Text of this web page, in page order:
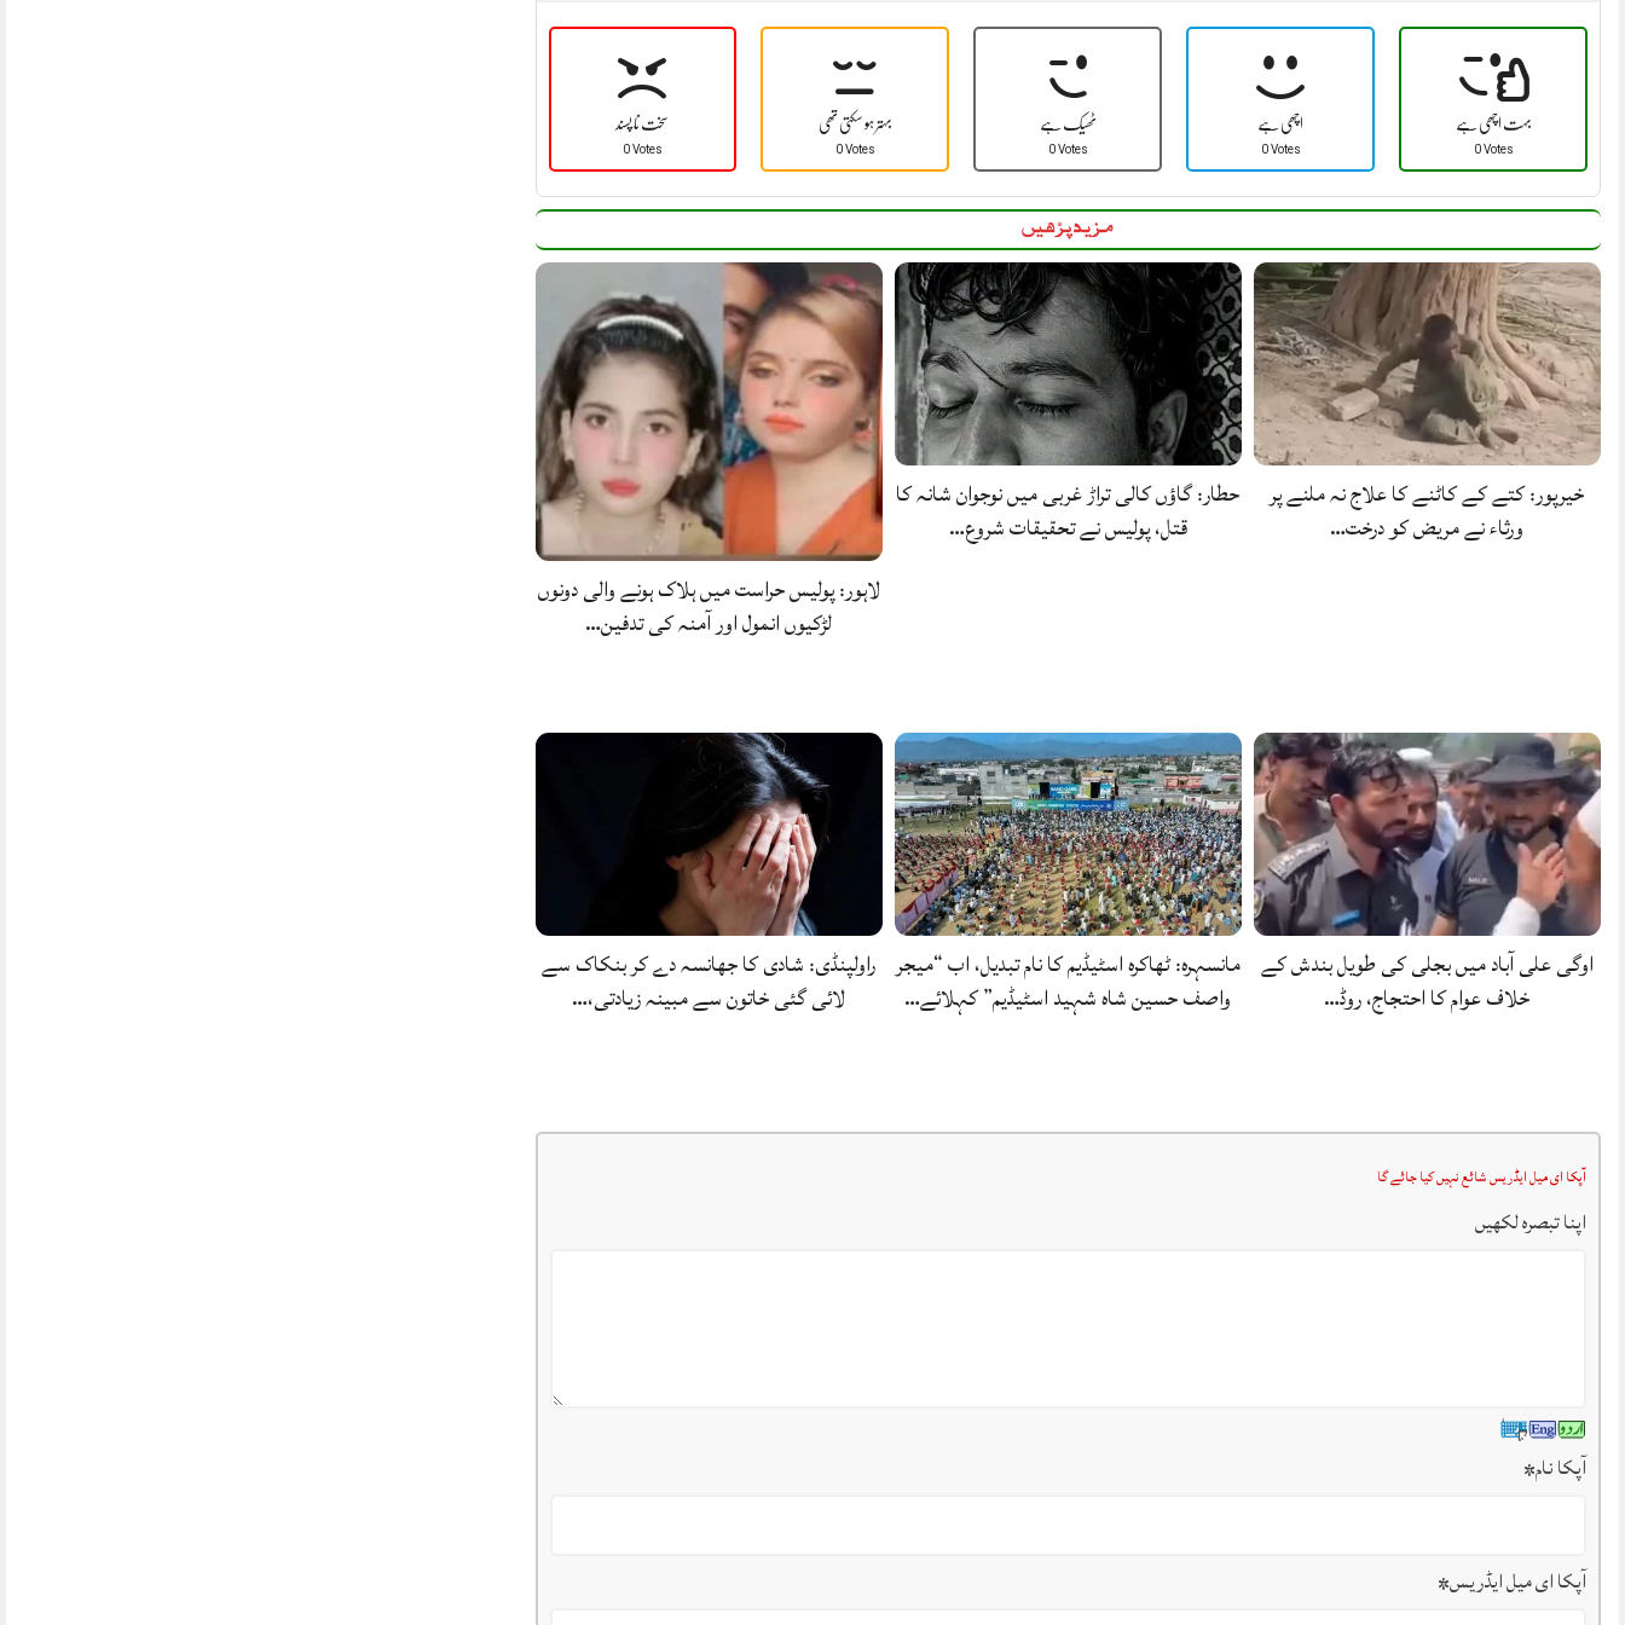
سخت نا پسند
0 Votes
بہتر ہو سکتی تھی
0 Votes
ٹھیک ہے
0 Votes
اچھی ہے
0 Votes
بہت اچھی ہے
0 Votes
مزید پڑھیں
خیرپور: کتے کے کاٹنے کا علاج نہ ملنے پر
ورثاء نے مریض کو درخت…
حطار: گاؤں کالی تراڑ غربی میں نوجوان شانہ کا
قتل، پولیس نے تحقیقات شروع…
لاہور: پولیس حراست میں ہلاک ہونے والی دونوں
لڑکیوں انمول اور آمنہ کی تدفین…
اوگی علی آباد میں بجلی کی طویل بندش کے
خلاف عوام کا احتجاج، روڈ…
مانسہرہ: ٹھاکرہ اسٹیڈیم کا نام تبدیل، اب “میجر
واصف حسین شاہ شہید اسٹیڈیم” کہلائے…
راولپنڈی: شادی کا جھانسہ دے کر بنکاک سے
لائی گئی خاتون سے مبینہ زیادتی،…
آپکا ای میل ایڈریس شائع نہیں کیا جائے گا
اپنا تبصرہ لکھیں
آپکا نام*
آپکا ای میل ایڈریس*